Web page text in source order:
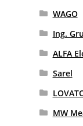
WAGO
Ing.
ALFA
Sarel
MW